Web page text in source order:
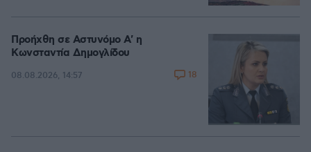
Προήχθη σε Αστυνόμο Α' η
Κωνσταντία Δημογλίδου
08.08.2026, 14:57 18